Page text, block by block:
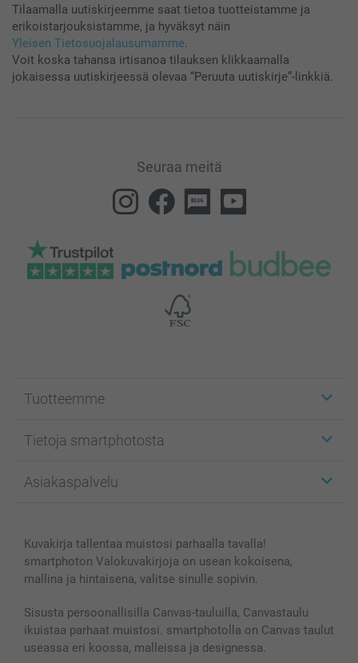
Tilaamalla uutiskirjeemme saat tietoa tuotteistamme ja
erikoistarjouksistamme, ja hyväksyt näin
Yleisen Tietosuojalausumamme.
Voit koska tahansa irtisanoa tilauksen klikkaamalla
jokaisessa uutiskirjeessä olevaa “Peruuta uutiskirje”-linkkiä.
Seuraa meitä
Tuotteemme
Kuvakortit
Kuvakirjat
Kännykkä & Tabletti
MyNameBook
Valokuvakehykset & Lisätarvikkeet
Lahjakortti
Kaikki kuvatuotteet
Tietoja smartphotosta
Affiliate ohjelma
Sivukartta
Ehdot/takuut
Asiakaspalvelu
smartbonus
Hinnat & maksutavat
Kuvakirja tallentaa muistosi parhaalla tavalla!
smartphoton Valokuvakirjoja on usean kokoisena,
mallina ja hintaisena, valitse sinulle sopivin.
Sisusta persoonallisilla Canvas-tauluilla, Canvastaulu
ikuistaa parhaat muistosi. smartphotolla on Canvas taulut
useassa eri koossa, malleissa ja designessa.